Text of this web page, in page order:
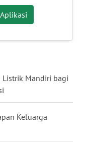
Listrik Mandiri bagi
Keluarga